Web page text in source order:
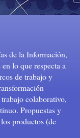
de la Información,
lo que respecta a
de trabajo y
colaborativo,
Propuestas y
productos (de